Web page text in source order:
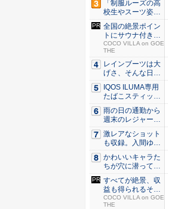
「制服ルーズの高
校生やスーツ姿の
OLを演...
全国の絶景ポイン
トにサウナ付きの
シェア別...
COCO VILLA on GOE
THE
レインブーツは大
げさ、そんな日
に！ ミズ...
IQOS ILUMA専用
たばこスティッ
ク...
雨の日の通勤から
週末のレジャーま
で快適！...
激レアなショット
も収録。入間ゆい
が34周...
かわいいキャラた
ちが穴に潜ってひ
どい目に...
すべてが絶景、収
益も得られるその
仕組みと...
COCO VILLA on GOE
THE